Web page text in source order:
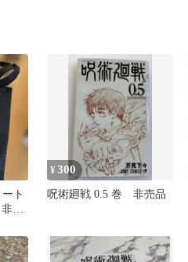
ト
売
¥300
呪術廻戦 0.5 巻 非売品